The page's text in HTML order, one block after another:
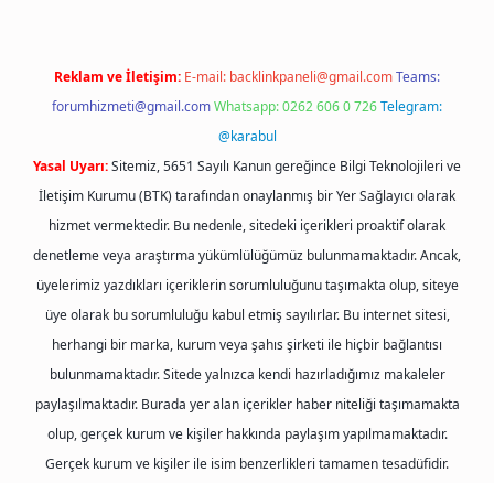
Reklam ve İletişim: E-mail: backlinkpaneli@gmail.comTeams:
forumhizmeti@gmail.comWhatsapp: 0262 606 0 726Telegram:
@karabul
Yasal Uyarı:Sitemiz, 5651 Sayılı Kanun gereğince Bilgi Teknolojileri ve
İletişim Kurumu (BTK) tarafından onaylanmış bir Yer Sağlayıcı olarak
hizmet vermektedir. Bu nedenle, sitedeki içerikleri proaktif olarak
denetleme veya araştırma yükümlülüğümüz bulunmamaktadır. Ancak,
üyelerimiz yazdıkları içeriklerin sorumluluğunu taşımakta olup, siteye
üye olarak bu sorumluluğu kabul etmiş sayılırlar. Bu internet sitesi,
herhangi bir marka, kurum veya şahıs şirketi ile hiçbir bağlantısı
bulunmamaktadır. Sitede yalnızca kendi hazırladığımız makaleler
paylaşılmaktadır. Burada yer alan içerikler haber niteliği taşımamakta
olup, gerçek kurum ve kişiler hakkında paylaşım yapılmamaktadır.
Gerçek kurum ve kişiler ile isim benzerlikleri tamamen tesadüfidir.